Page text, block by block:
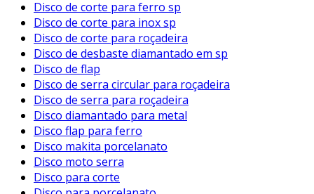
Disco de corte para ferro sp
Disco de corte para inox sp
Disco de corte para roçadeira
Disco de desbaste diamantado em sp
Disco de flap
Disco de serra circular para roçadeira
Disco de serra para roçadeira
Disco diamantado para metal
Disco flap para ferro
Disco makita porcelanato
Disco moto serra
Disco para corte